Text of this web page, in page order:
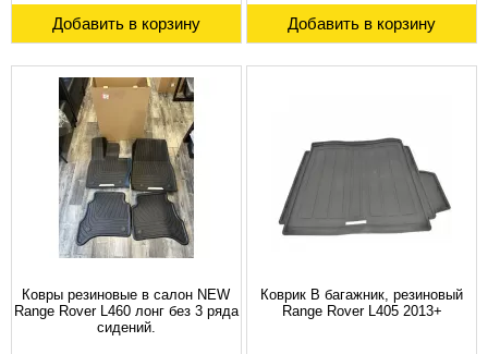
Добавить в корзину Добавить в корзину
Ковры резиновые в салон NEW
Range Rover L460 лонг бeз 3 pядa
cидeний.
Коврик В багажник, резиновый
Range Rover L405 2013+